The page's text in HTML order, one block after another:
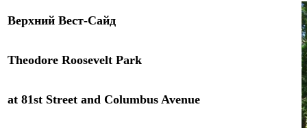
Верхний Вест-Сайд
Theodore Roosevelt Park
at 81st Street and Columbus Avenue